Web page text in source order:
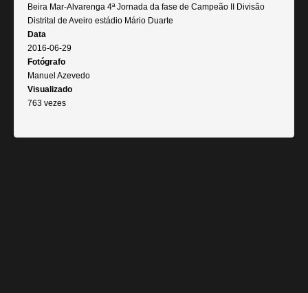
Beira Mar-Alvarenga 4ª Jornada da fase de Campeão II Divisão
Distrital de Aveiro estádio Mário Duarte
Data
2016-06-29
Fotógrafo
Manuel Azevedo
Visualizado
763 vezes